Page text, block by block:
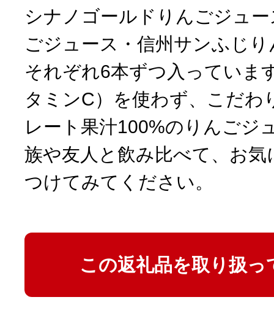
シナノゴールドりんごジュ
ごジュース・信州サンふじ
それぞれ6本ずつ入っていま
タミンC）を使わず、こだわ
レート果汁100%のりんごジ
族や友人と飲み比べて、お気
つけてみてください。
この返礼品を取り扱っ